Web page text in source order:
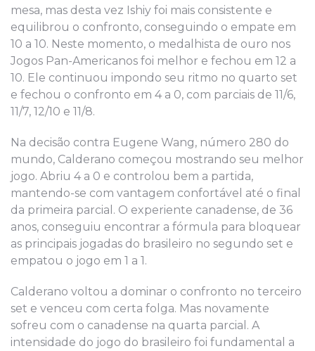
mesa, mas desta vez Ishiy foi mais consistente e
equilibrou o confronto, conseguindo o empate em
10 a 10. Neste momento, o medalhista de ouro nos
Jogos Pan-Americanos foi melhor e fechou em 12 a
10. Ele continuou impondo seu ritmo no quarto set
e fechou o confronto em 4 a 0, com parciais de 11/6,
11/7, 12/10 e 11/8.
Na decisão contra Eugene Wang, número 280 do
mundo, Calderano começou mostrando seu melhor
jogo. Abriu 4 a 0 e controlou bem a partida,
mantendo-se com vantagem confortável até o final
da primeira parcial. O experiente canadense, de 36
anos, conseguiu encontrar a fórmula para bloquear
as principais jogadas do brasileiro no segundo set e
empatou o jogo em 1 a 1.
Calderano voltou a dominar o confronto no terceiro
set e venceu com certa folga. Mas novamente
sofreu com o canadense na quarta parcial. A
intensidade do jogo do brasileiro foi fundamental a